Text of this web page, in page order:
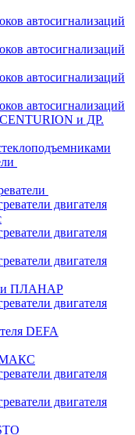
автосигнализаций
автосигнализаций
автосигнализаций
автосигнализаций
и ДР.
двигателя
двигателя
двигателя
ПЛАНАР
двигателя
DEFA
двигателя
двигателя